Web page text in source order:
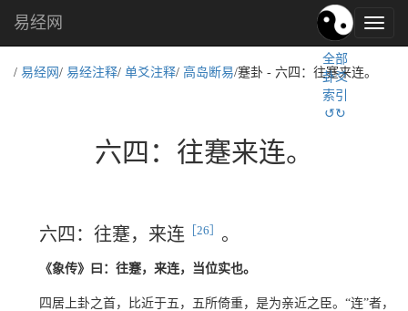
易
经
易经网
全部
卦爻
索引
↺↻
/ 易经网 / 易经注释/ 单爻注释/ 高岛断易/蹇卦 - 六四：往蹇来连。
六四：往蹇来连。
六四：往蹇，来连 ［26］ 。
《象传》曰：往蹇，来连，当位实也。
四居上卦之首，比近于五，五所倚重，是为亲近之臣。“连”者，